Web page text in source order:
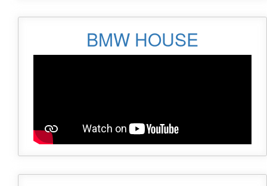
BMW HOUSE